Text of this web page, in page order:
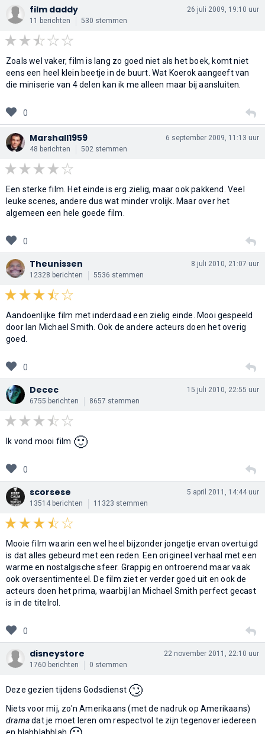
film daddy
11 berichten 530 stemmen
26 juli 2009, 19:10 uur
Zoals wel vaker, film is lang zo goed niet als het boek, komt niet
eens een heel klein beetje in de buurt. Wat Koerok aangeeft van
die miniserie van 4 delen kan ik me alleen maar bij aansluiten.
0
Marshall1959
48 berichten 502 stemmen
6 september 2009, 11:13 uur
Een sterke film. Het einde is erg zielig, maar ook pakkend. Veel
leuke scenes, andere dus wat minder vrolijk. Maar over het
algemeen een hele goede film.
0
Theunissen
12328 berichten 5536 stemmen
8 juli 2010, 21:07 uur
Aandoenlijke film met inderdaad een zielig einde. Mooi gespeeld
door Ian Michael Smith. Ook de andere acteurs doen het overig
goed.
0
Decec
6755 berichten 8657 stemmen
15 juli 2010, 22:55 uur
Ik vond mooi film 🙂
0
scorsese
13514 berichten 11323 stemmen
5 april 2011, 14:44 uur
Mooie film waarin een wel heel bijzonder jongetje ervan overtuigd
is dat alles gebeurd met een reden. Een origineel verhaal met een
warme en nostalgische sfeer. Grappig en ontroerend maar vaak
ook oversentimenteel. De film ziet er verder goed uit en ook de
acteurs doen het prima, waarbij Ian Michael Smith perfect gecast
is in de titelrol.
0
disneystore
1760 berichten 0 stemmen
22 november 2011, 22:10 uur
Deze gezien tijdens Godsdienst 🙄
Niets voor mij, zo'n Amerikaans (met de nadruk op Amerikaans)
dramadat je moet leren om respectvol te zijn tegenover iedereen
en blahblahblah